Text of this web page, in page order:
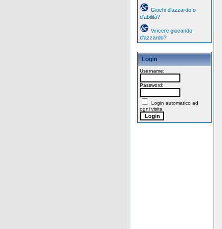
Giochi d'azzardo o
d'abilità?
Vincere giocando
d'azzardo?
Login
Username:
Password:
Login automatico ad
ogni visita